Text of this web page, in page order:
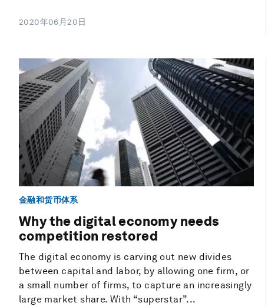
2020年06月20日
金融和货币体系
Why the digital economy needs
competition restored
The digital economy is carving out new divides
between capital and labor, by allowing one firm, or
a small number of firms, to capture an increasingly
large market share. With “superstar”...